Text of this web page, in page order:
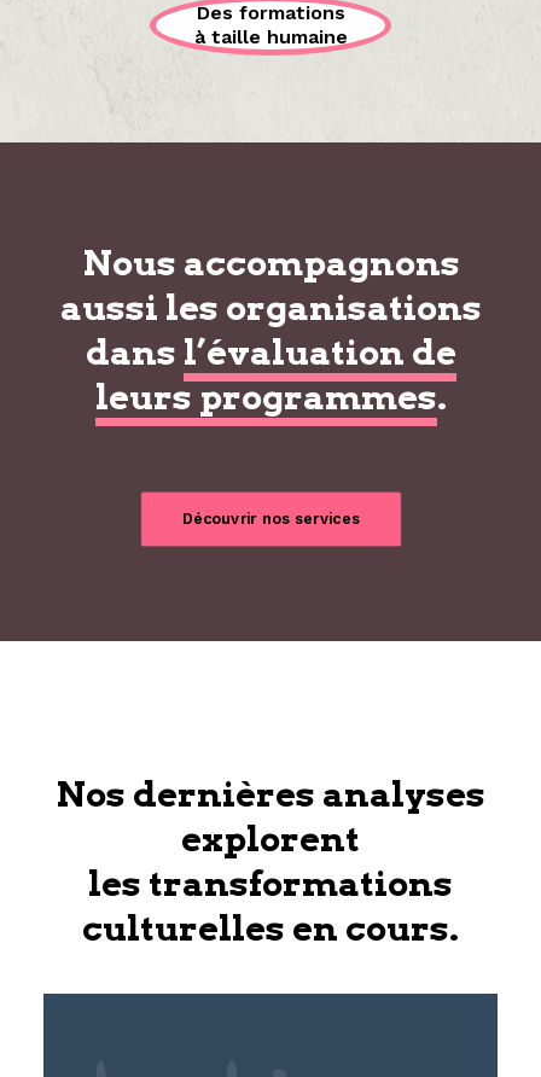
Des formations
à taille humaine
Nous accompagnons
aussi les organisations
dans l’évaluation de
leurs programmes.
Découvrir nos services
Nos dernières analyses
explorent
les transformations
culturelles en cours.